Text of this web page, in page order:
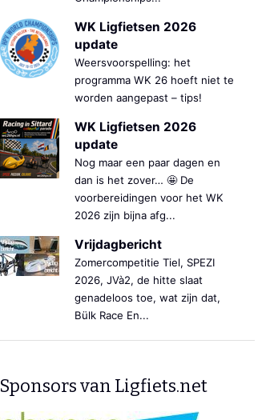
WK Ligfietsen 2026
update
Weersvoorspelling: het
programma WK 26 hoeft niet te
worden aangepast – tips!
WK Ligfietsen 2026
update
Nog maar een paar dagen en
dan is het zover… 🤩 De
voorbereidingen voor het WK
2026 zijn bijna afg...
Vrijdagbericht
Zomercompetitie Tiel, SPEZI
2026, JVà2, de hitte slaat
genadeloos toe, wat zijn dat,
Bülk Race En...
Sponsors van Ligfiets.net